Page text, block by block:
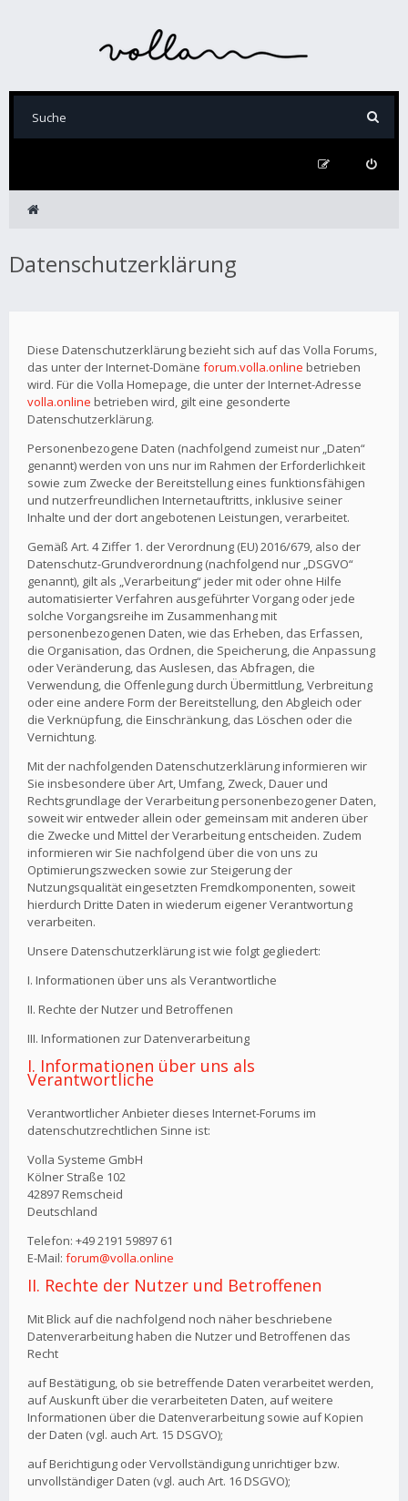
Datenschutzerklärung
Diese Datenschutzerklärung bezieht sich auf das Volla Forums,
das unter der Internet-Domäne forum.volla.online betrieben
wird. Für die Volla Homepage, die unter der Internet-Adresse
volla.online betrieben wird, gilt eine gesonderte
Datenschutzerklärung.
Personenbezogene Daten (nachfolgend zumeist nur „Daten“
genannt) werden von uns nur im Rahmen der Erforderlichkeit
sowie zum Zwecke der Bereitstellung eines funktionsfähigen
und nutzerfreundlichen Internetauftritts, inklusive seiner
Inhalte und der dort angebotenen Leistungen, verarbeitet.
Gemäß Art. 4 Ziffer 1. der Verordnung (EU) 2016/679, also der
Datenschutz-Grundverordnung (nachfolgend nur „DSGVO“
genannt), gilt als „Verarbeitung“ jeder mit oder ohne Hilfe
automatisierter Verfahren ausgeführter Vorgang oder jede
solche Vorgangsreihe im Zusammenhang mit
personenbezogenen Daten, wie das Erheben, das Erfassen,
die Organisation, das Ordnen, die Speicherung, die Anpassung
oder Veränderung, das Auslesen, das Abfragen, die
Verwendung, die Offenlegung durch Übermittlung, Verbreitung
oder eine andere Form der Bereitstellung, den Abgleich oder
die Verknüpfung, die Einschränkung, das Löschen oder die
Vernichtung.
Mit der nachfolgenden Datenschutzerklärung informieren wir
Sie insbesondere über Art, Umfang, Zweck, Dauer und
Rechtsgrundlage der Verarbeitung personenbezogener Daten,
soweit wir entweder allein oder gemeinsam mit anderen über
die Zwecke und Mittel der Verarbeitung entscheiden. Zudem
informieren wir Sie nachfolgend über die von uns zu
Optimierungszwecken sowie zur Steigerung der
Nutzungsqualität eingesetzten Fremdkomponenten, soweit
hierdurch Dritte Daten in wiederum eigener Verantwortung
verarbeiten.
Unsere Datenschutzerklärung ist wie folgt gegliedert:
I. Informationen über uns als Verantwortliche
II. Rechte der Nutzer und Betroffenen
III. Informationen zur Datenverarbeitung
I. Informationen über uns als
Verantwortliche
Verantwortlicher Anbieter dieses Internet-Forums im
datenschutzrechtlichen Sinne ist:
Volla Systeme GmbH
Kölner Straße 102
42897 Remscheid
Deutschland
Telefon: +49 2191 59897 61
E-Mail: forum@volla.online
II. Rechte der Nutzer und Betroffenen
Mit Blick auf die nachfolgend noch näher beschriebene
Datenverarbeitung haben die Nutzer und Betroffenen das
Recht
auf Bestätigung, ob sie betreffende Daten verarbeitet werden,
auf Auskunft über die verarbeiteten Daten, auf weitere
Informationen über die Datenverarbeitung sowie auf Kopien
der Daten (vgl. auch Art. 15 DSGVO);
auf Berichtigung oder Vervollständigung unrichtiger bzw.
unvollständiger Daten (vgl. auch Art. 16 DSGVO);